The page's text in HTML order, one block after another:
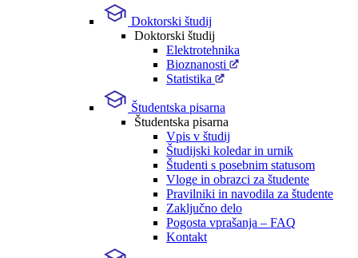
Doktorski študij
Doktorski študij
Elektrotehnika
Bioznanosti
Statistika
Študentska pisarna
Študentska pisarna
Vpis v študij
Študijski koledar in urnik
Študenti s posebnim statusom
Vloge in obrazci za študente
Pravilniki in navodila za študente
Zaključno delo
Pogosta vprašanja – FAQ
Kontakt